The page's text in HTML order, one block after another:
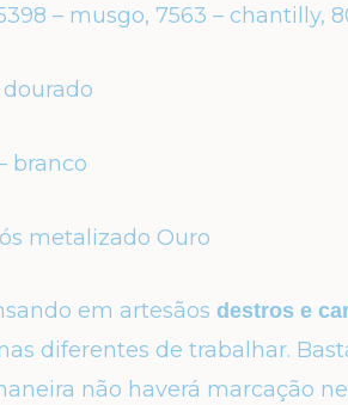
– musgo, 7563 – chantilly,
branco
metalizado Ouro
em artesãos destros e
diferentes de trabalhar.
não haverá marcação